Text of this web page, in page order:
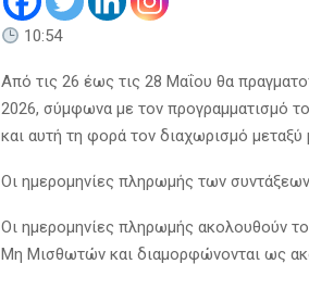
10:54
Από τις 26 έως τις 28 Μαΐου θα
2026, σύμφωνα με τον προγραμματισμό
και αυτή τη φορά τον διαχωρισμό
Οι ημερομηνίες πληρωμής των
Οι ημερομηνίες πληρωμής ακολουθούν
Μη Μισθωτών και διαμορφώνονται ως